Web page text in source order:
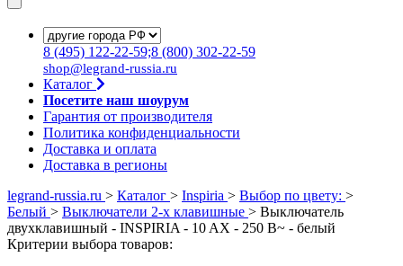
8 (495) 122-22-59;8 (800) 302-22-59
shop@legrand-russia.ru
Каталог
Посетите наш шоурум
Гарантия от производителя
Политика конфиденциальности
Доставка и оплата
Доставка в регионы
legrand-russia.ru > Каталог > Inspiria > Выбор по цвету: >
Белый > Выключатели 2-х клавишные > Выключатель
двухклавишный - INSPIRIA - 10 AX - 250 В~ - белый
Критерии выбора товаров: